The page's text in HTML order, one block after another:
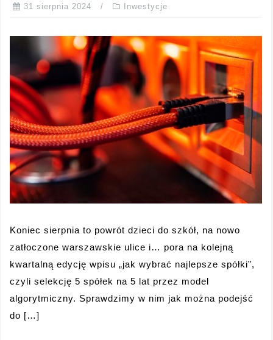
31 sierpnia 2024 Inwestycje
Koniec sierpnia to powrót dzieci do szkół, na nowo
zatłoczone warszawskie ulice i… pora na kolejną
kwartalną edycję wpisu „jak wybrać najlepsze spółki”,
czyli selekcję 5 spółek na 5 lat przez model
algorytmiczny. Sprawdzimy w nim jak można podejść
do […]